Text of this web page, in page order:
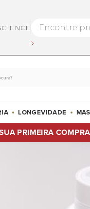
LONGEVIDADE
PRIMEIRA